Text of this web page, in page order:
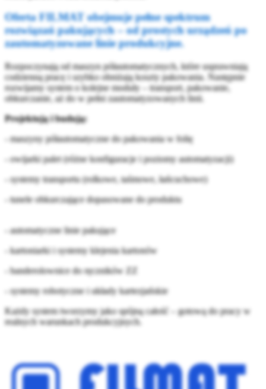
Oferta FILMAT obejmuje pełne spektrum
rozwiązań pakujących – od prostych urządzeń po
zautomatyzowane linie produkcyjne.
Rozpoczynają od maszyn półautomatycznych, które usprawniają
codzienną pracę i szybko obniżają koszty pakowania. Następnie
rozwijamy system o kolejne moduły – transport, pakowanie,
obkurczanie, aż do w pełni zautomatyzowanych linii.
Projektują i budują:
- maszyny półautomatyczne do pakowania w folię
- owijarki palet (różne konfiguracje i poziomy automatyzacji)
- systemy transportu (rolkowe, taśmowe, łańcuchowe)
- tunele obkurczające dopasowane do produktu
- automatyczne linie pakujące
- kartoniarki i systemy klejenia kartonów
- banderolownice do ręczników ZZ
- systemy robotyczne i układy kartezjańskie
Każdy system tworzymy jako spójną całość – gotową do pracy w
realnych warunkach produkcyjnych.